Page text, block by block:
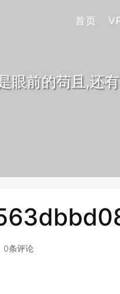
首页
眼前的苟且,还
0条评论